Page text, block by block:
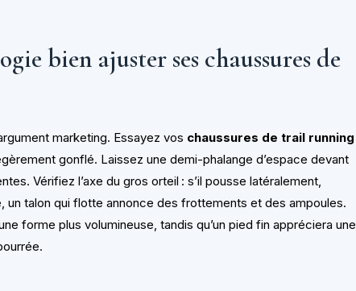
bien ajuster ses chaussures de
marketing. Essayez vos chaussures de trail running
gonflé. Laissez une demi-phalange d’espace devant
Vérifiez l’axe du gros orteil : s’il pousse latéralement,
un talon qui flotte annonce des frottements et des ampoules.
forme plus volumineuse, tandis qu’un pied fin appréciera une